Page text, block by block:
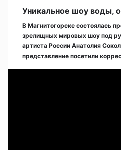
Уникальное шоу воды,
В Магнитогорске состоялась
зрелищных мировых шоу под
артиста России Анатолия
представление посетили